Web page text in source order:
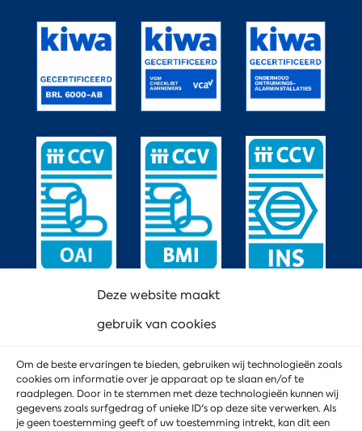
Deze website maakt
gebruik van cookies
Om de beste ervaringen te bieden, gebruiken wij technologieën zoals
cookies om informatie over je apparaat op te slaan en/of te
raadplegen. Door in te stemmen met deze technologieën kunnen wij
gegevens zoals surfgedrag of unieke ID's op deze site verwerken. Als
je geen toestemming geeft of uw toestemming intrekt, kan dit een